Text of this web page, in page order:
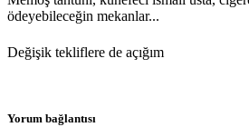
ödeyebileceğin mekanlar...
Değişik tekliflere de açığım
Yorum bağlantısı